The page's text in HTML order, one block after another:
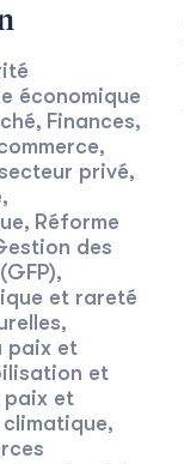
économique
, Finances,
,
privé,
,
, Réforme
des
,
et rareté
,
paix et
et
paix et
climatique,